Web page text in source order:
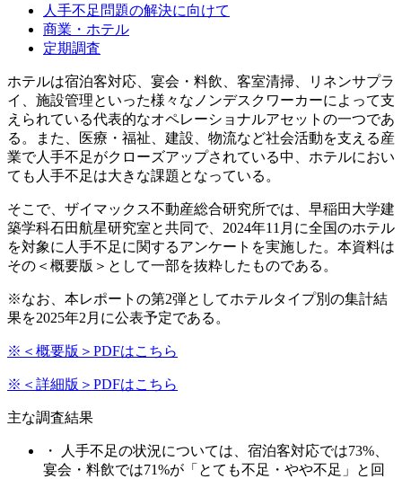
人手不足問題の解決に向けて
商業・ホテル
定期調査
ホテルは宿泊客対応、宴会・料飲、客室清掃、リネンサプラ
イ、施設管理といった様々なノンデスクワーカーによって支
えられている代表的なオペレーショナルアセットの一つであ
る。また、医療・福祉、建設、物流など社会活動を支える産
業で人手不足がクローズアップされている中、ホテルにおい
ても人手不足は大きな課題となっている。
そこで、ザイマックス不動産総合研究所では、早稲田大学建
築学科石田航星研究室と共同で、2024年11月に全国のホテル
を対象に人手不足に関するアンケートを実施した。本資料は
その＜概要版＞として一部を抜粋したものである。
※なお、本レポートの第2弾としてホテルタイプ別の集計結
果を2025年2月に公表予定である。
※＜概要版＞PDFはこちら
※＜詳細版＞PDFはこちら
主な調査結果
・ 人手不足の状況については、宿泊客対応では73%、
宴会・料飲では71%が「とても不足・やや不足」と回